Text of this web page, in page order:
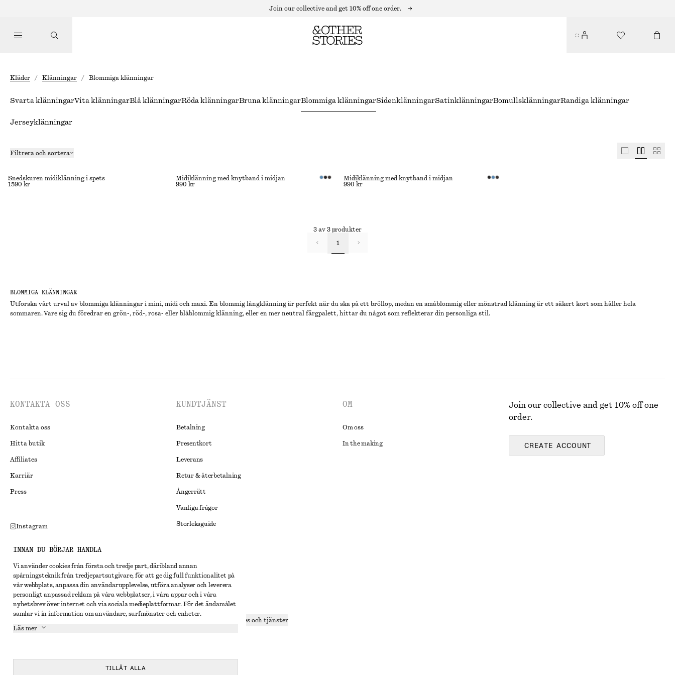
Join our collective and get 10% off one order.
Kläder / Klänningar / Blommiga klänningar
BLOMMIGA KLÄNNINGAR
Utforska vårt urval av blommiga klänningar i mini, midi och maxi. En blommig långklänning är perfekt när du ska på ett bröllop, medan en småblommig eller mönstrad klänning är ett säkert kort som håller hela
sommaren. Vare sig du föredrar en grön-, röd-, rosa- eller blåblommig klänning, eller en mer neutral färgpalett, hittar du något som reflekterar din personliga stil.
Svarta klänningarVita klänningarBlå klänningarRöda klänningarBruna klänningarBlommiga klänningarSidenklänningarSatinklänningarBomullsklänningarRandiga klänningar
Jerseyklänningar
Filtrera och sortera
Snedskuren midiklänning i spets
1590 kr
Midiklänning med knytband i midjan
990 kr
Midiklänning med knytband i midjan
990 kr
3 av 3 produkter
1
KONTAKTA OSS
Kontakta oss
Hitta butik
Affiliates
Karriär
Press
Instagram
Youtube
TikTok
KUNDTJÄNST
Betalning
Presentkort
Leverans
Retur & återbetalning
Ångerrätt
Vanliga frågor
Storleksguide
Villkor
Medlemsvillkor
Cookies och datadelning
Inställningar för cookies och tjänster
OM
Om oss
In the making
Join our collective and get 10% off one
order.
CREATE ACCOUNT
INNAN DU BÖRJAR HANDLA
Vi använder cookies från första och tredje part, däribland annan
spårningsteknik från tredjepartsutgivare, för att ge dig full funktionalitet på
vår webbplats, anpassa din användarupplevelse, utföra analyser och leverera
personligt anpassad reklam på våra webbplatser, i våra appar och i våra
nyhetsbrev över internet och via sociala medieplattformar. För det ändamålet
samlar vi in information om användare, surfmönster och enheter.
Läs mer
TILLÅT ALLA